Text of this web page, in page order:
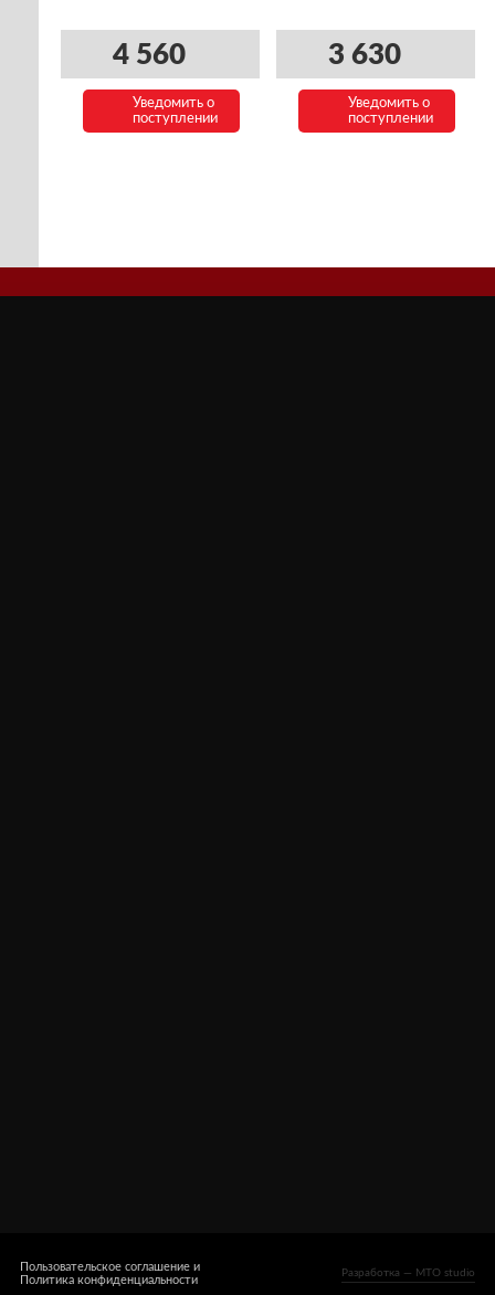
4 560
Уведомить о
поступлении
3 630
Уведомить о
поступлении
Пользовательское соглашение и
Политика конфиденциальности
Разработка — MTO studio